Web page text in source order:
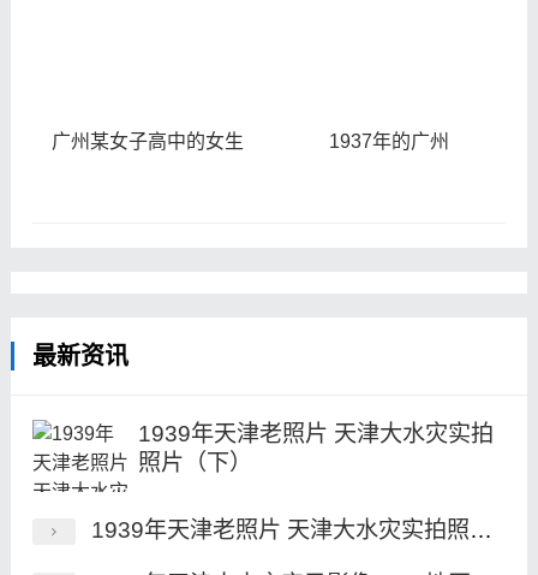
广州某女子高中的女生 1937年的广州
最新资讯
1939年天津老照片 天津大水灾实拍
照片（下）
1939年天津老照片 天津大水灾实拍照片（上）